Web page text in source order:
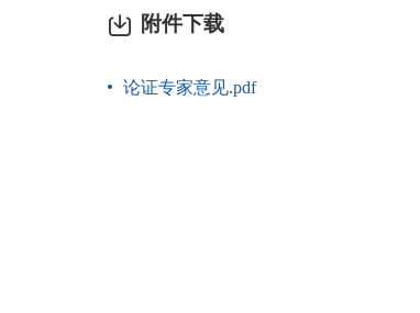
附件下载
论证专家意见.pdf